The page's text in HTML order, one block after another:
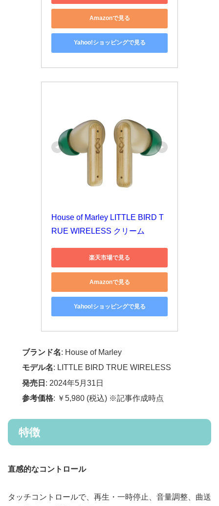
Amazonで見る
Yahoo!ショッピングで見る
House of Marley LITTLE BIRD T
RUE WIRELESS クリーム
楽天市場で見る
Amazonで見る
Yahoo!ショッピングで見る
ブランド名: House of Marley
モデル名: LITTLE BIRD TRUE WIRELESS
発売日 : 2024年5月31日
参考価格: ￥5,980 (税込) ※記事作成時点
特徴
直感的なコントロール
タッチコントロールで、再生・一時停止、音量調整、曲送